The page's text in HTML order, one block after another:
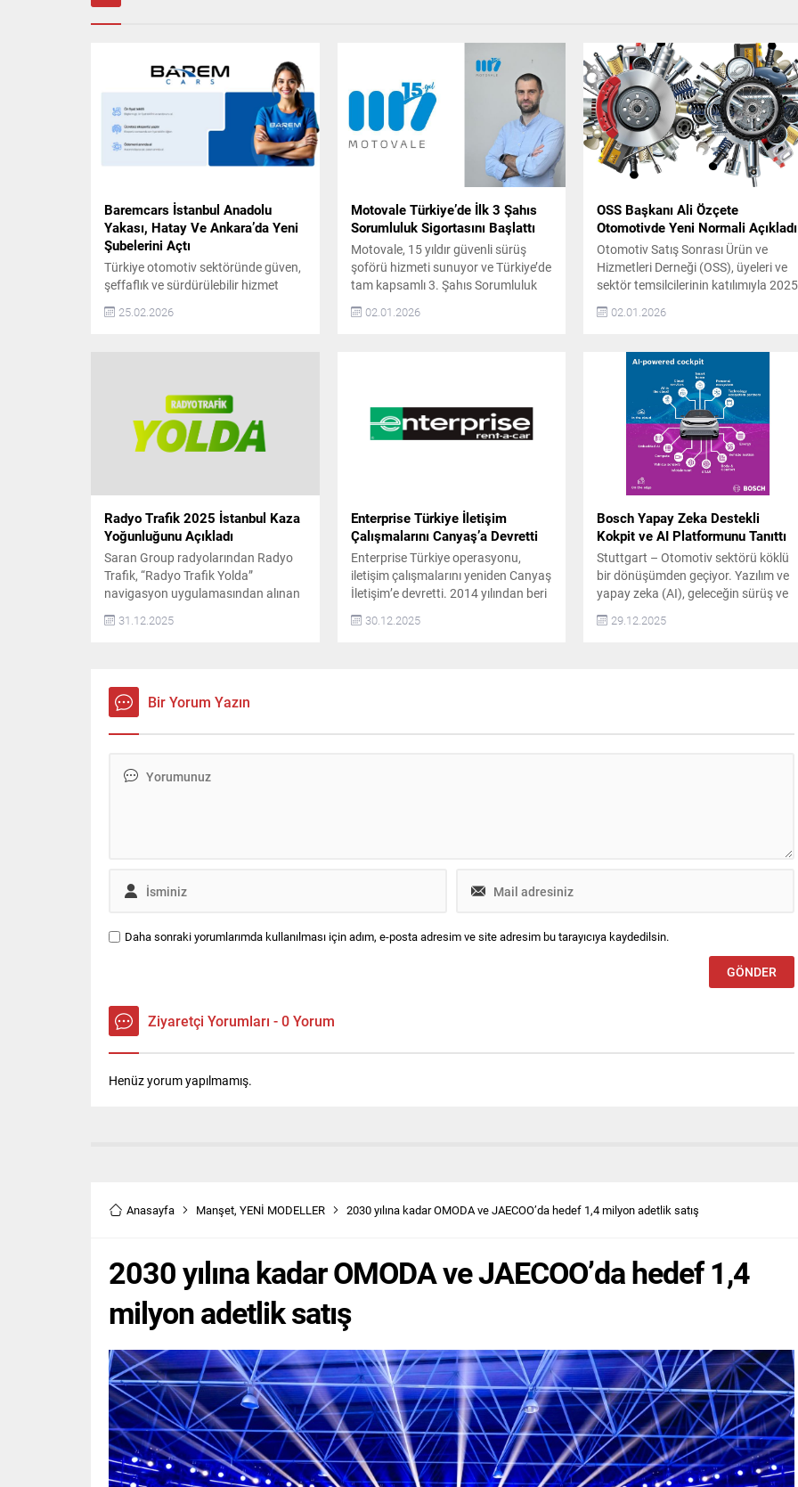
Baremcars İstanbul Anadolu
Yakası, Hatay Ve Ankara’da Yeni
Şubelerini Açtı
Türkiye otomotiv sektöründe güven,
şeffaflık ve sürdürülebilir hizmet
büyüme yolculuğunda önemli bir
Yakası, Hatay ve Ankara’da yeni
şubelerini hizmete açtığını duyurdu.
Son yıllarda otomotiv sektöründe
tüketicilerin en çok önem verdiği
25.02.2026
Motovale Türkiye’de İlk 3 Şahıs
Sorumluluk Sigortasını Başlattı
Motovale, 15 yıldır güvenli sürüş
şoförü hizmeti sunuyor ve Türkiye’de
tam kapsamlı 3. Şahıs Sorumluluk
şirket olarak sektöre öncülük ediyor.
kişilere deneyimli şoförler eşliğinde
özel sürüş hizmeti...
02.01.2026
OSS Başkanı Ali Özçete
Otomotivde Yeni Normali Açıkladı
Otomotiv Satış Sonrası Ürün ve
Hizmetleri Derneği (OSS), üyeleri ve
sektör temsilcilerinin katılımıyla 2025
Toplantıda, sektörün yeni dönemi ve
değerlendirmelerde bulunan OSS
Derneği Başkanı Ali Özçete, 2023
yılının sektör için olağanüstü bir yıl
olduğunu belirtti. Özçete,
pandemiden çıkışla birlikte
ertelenmiş talebin hızla devreye...
02.01.2026
Radyo Trafik 2025 İstanbul Kaza
Yoğunluğunu Açıkladı
Saran Group radyolarından Radyo
Trafik, “Radyo Trafik Yolda”
navigasyon uygulamasından alınan
veriler doğrultusunda, 2025 yılında
İstanbul’a ait kaza ve arızalı araç
en yoğun olduğu nokta D-100
Haramidere kesimi oldu. Radyo
Trafik Yolda navigasyon
verilere...
31.12.2025
Enterprise Türkiye İletişim
Çalışmalarını Canyaş’a Devretti
Enterprise Türkiye operasyonu,
iletişim çalışmalarını yeniden Canyaş
İletişim’e devretti. 2014 yılından beri
Yes Oto tarafından Türkiye’de temsil
edilen ve 35 ilde 100’den fazla ofisi
30.12.2025
Bosch Yapay Zeka Destekli
Kokpit ve AI Platformunu Tanıttı
Stuttgart – Otomotiv sektörü köklü
bir dönüşümden geçiyor. Yazılım ve
yapay zeka (AI), geleceğin sürüş ve
araç içi deneyiminin temel unsurları
haline geliyor. Bu alanda öncü olan
29.12.2025
Bir Yorum Yazın
Daha sonraki yorumlarımda kullanılması için adım, e-posta adresim ve site adresim bu tarayıcıya kaydedilsin.
Ziyaretçi Yorumları - 0 Yorum
Henüz yorum yapılmamış.
Anasayfa Manşet, YENİ MODELLER 2030 yılına kadar OMODA ve JAECOO’da hedef 1,4 milyon adetlik satış
2030 yılına kadar OMODA ve JAECOO’da hedef 1,4
milyon adetlik satış